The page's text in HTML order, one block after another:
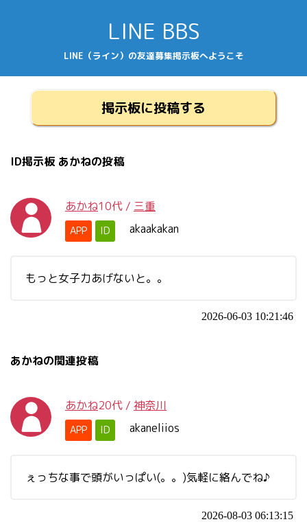
LINE BBS
LINE（ライン）の友達募集掲示板へようこそ
掲示板に投稿する
ID掲示板 あかねの投稿
あかね10代 / 三重
APP ID akaakakan
もっと女子力あげないと。。
2026-06-03 10:21:46
あかねの関連投稿
あかね20代 / 神奈川
APP ID akaneliios
ぇっちな事で頭がいっぱい(。。)気軽に絡んでね♪
2026-08-03 06:13:15